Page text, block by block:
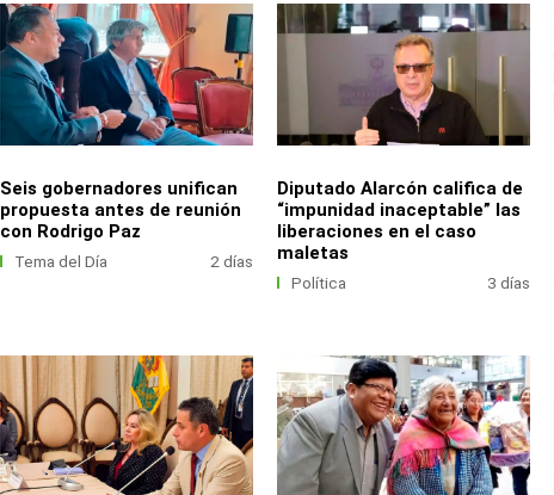
Seis gobernadores unifican
propuesta antes de reunión
con Rodrigo Paz
Tema del Día 2 días
Diputado Alarcón califica de
“impunidad inaceptable” las
liberaciones en el caso
maletas
Política 3 días